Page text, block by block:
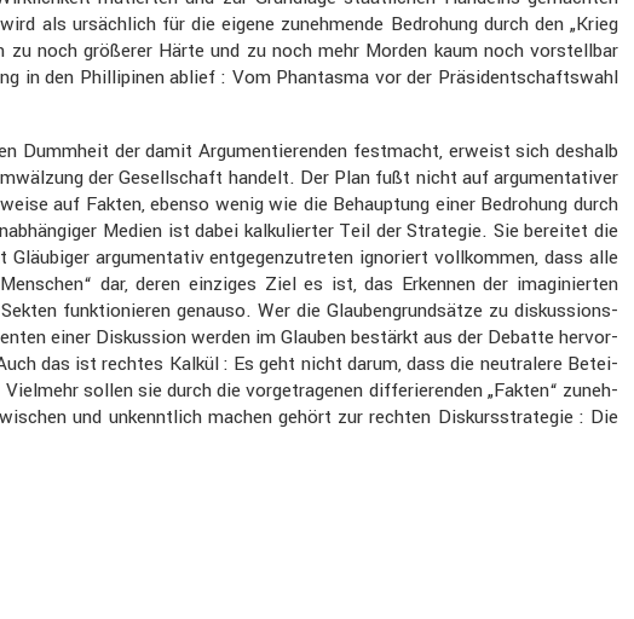
als ursäch­lich für die eigene zuneh­mende Bedro­hung durch den „Krieg
noch größerer Härte und zu noch mehr Morden kaum noch vorstellbar
in den Philli­pinen ablief : Vom Phantasma vor der Präsi­dent­schafts­wahl
Dummheit der damit Argumen­tie­renden festmacht, erweist sich deshalb
der Gesell­schaft handelt. Der Plan fußt nicht auf argumen­ta­tiver
auf Fakten, ebenso wenig wie die Behaup­tung einer Bedro­hung durch
Medien ist dabei kalku­lierter Teil der Strategie. Sie bereitet die
argumen­tativ entge­gen­zu­treten ignoriert vollkommen, dass alle
dar, deren einziges Ziel es ist, das Erkennen der imagi­nierten
funktio­nieren genauso. Wer die Glauben­grund­sätze zu diskus­si­ons­
einer Diskus­sion werden im Glauben bestärkt aus der Debatte hervor­
das ist rechtes Kalkül : Es geht nicht darum, dass die neutra­lere Betei­
sollen sie durch die vorge­tra­genen diffe­rie­renden „Fakten“ zuneh­
und unkennt­lich machen gehört zur rechten Diskurs­stra­tegie : Die